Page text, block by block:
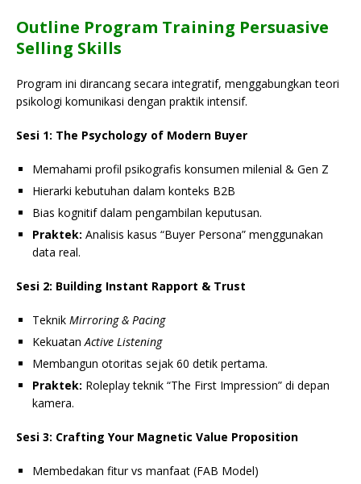
Outline Program Training Persuasive
Selling Skills
Program ini dirancang secara integratif, menggabungkan teori
psikologi komunikasi dengan praktik intensif.
Sesi 1: The Psychology of Modern Buyer
Memahami profil psikografis konsumen milenial & Gen Z
Hierarki kebutuhan dalam konteks B2B
Bias kognitif dalam pengambilan keputusan.
Praktek: Analisis kasus “Buyer Persona” menggunakan
data real.
Sesi 2: Building Instant Rapport & Trust
Teknik Mirroring & Pacing
KekuatanActive Listening
Membangun otoritas sejak 60 detik pertama.
Praktek: Roleplay teknik “The First Impression” di depan
kamera.
Sesi 3: Crafting Your Magnetic Value Proposition
Membedakan fitur vs manfaat (FAB Model)